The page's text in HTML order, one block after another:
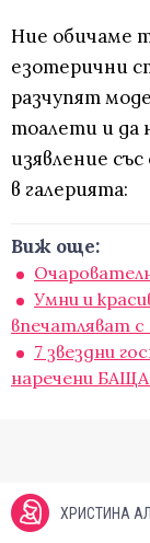
Ние обичаме
езотерични
разчупят
тоалети и да
изявление
в галерията:
Виж още:
Умни и
впечатляват
7 звездни
наречени
ХРИСТИНА